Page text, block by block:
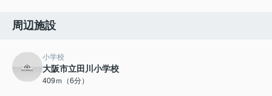
周辺施設
小学校
大阪市立田川小学校
409ｍ（6分）